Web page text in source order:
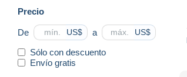
Precio
De US$ a US$
Sólo con descuento
Envío gratis